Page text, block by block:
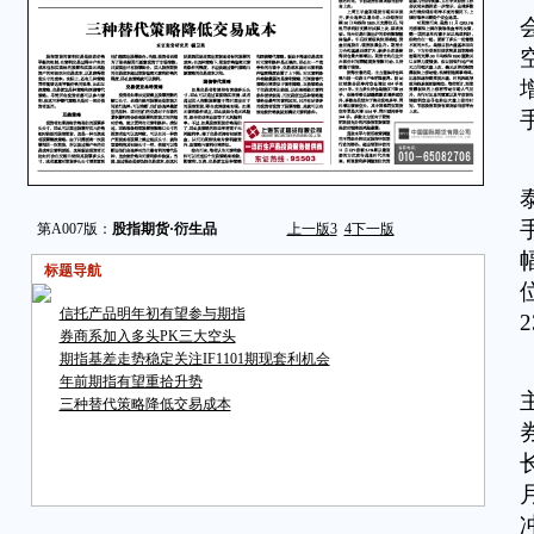
第A007版： 股指期货·衍生品 上一版3 4下一版
标题导航
信托产品明年初有望参与期指
券商系加入多头PK三大空头
期指基差走势稳定关注IF1101期现套利机会
年前期指有望重拾升势
三种替代策略降低交易成本